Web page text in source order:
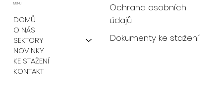
DOMŮ
O NÁS
SEKTORY
NOVINKY
KE STAŽENÍ
KONTAKT
MENU
Ochrana osobních
údajů
Dokumenty ke stažení